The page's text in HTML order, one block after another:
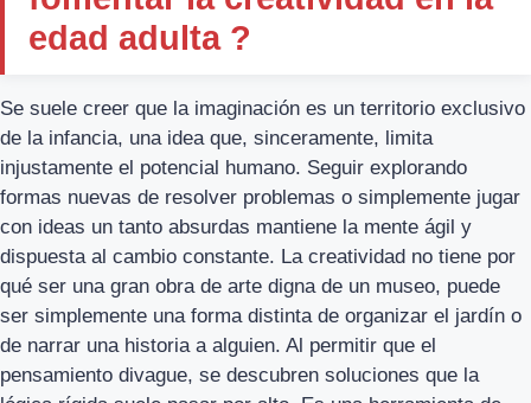
edad adulta ?
Se suele creer que la imaginación es un territorio exclusivo
de la infancia, una idea que, sinceramente, limita
injustamente el potencial humano. Seguir explorando
formas nuevas de resolver problemas o simplemente jugar
con ideas un tanto absurdas mantiene la mente ágil y
dispuesta al cambio constante. La creatividad no tiene por
qué ser una gran obra de arte digna de un museo, puede
ser simplemente una forma distinta de organizar el jardín o
de narrar una historia a alguien. Al permitir que el
pensamiento divague, se descubren soluciones que la